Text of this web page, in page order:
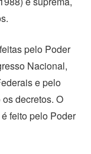
pelo Poder
Nacional,
e pelo
decretos. O
feito pelo Poder